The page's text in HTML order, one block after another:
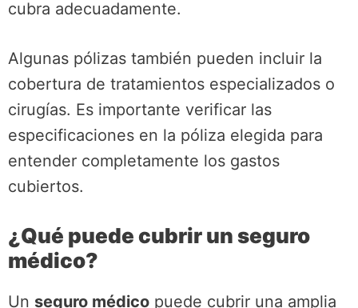
cubra adecuadamente.
Algunas pólizas también pueden incluir la
cobertura de tratamientos especializados o
cirugías. Es importante verificar las
especificaciones en la póliza elegida para
entender completamente los gastos
cubiertos.
¿Qué puede cubrir un seguro
médico?
Un seguro médico puede cubrir una amplia